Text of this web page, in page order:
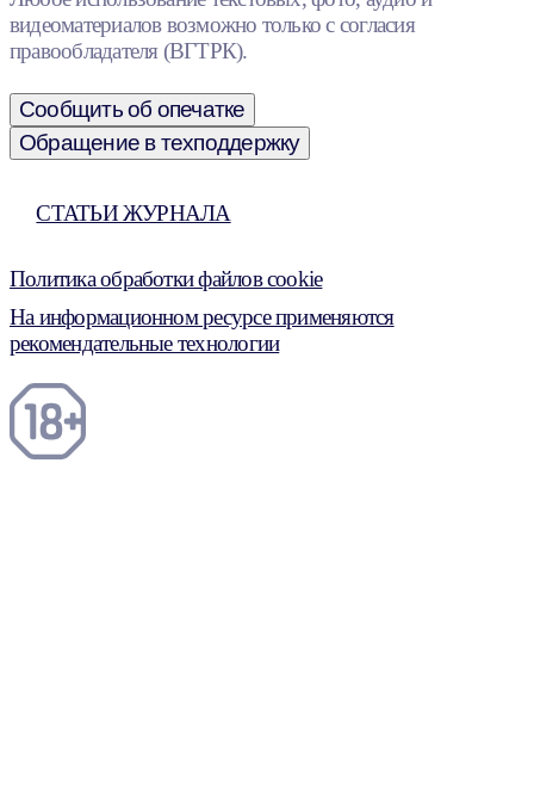
видеоматериалов возможно только с согласия
правообладателя (ВГТРК).
Сообщить об опечатке
Обращение в техподдержку
СТАТЬИ ЖУРНАЛА
Политика обработки файлов cookie
На информационном ресурсе применяются
рекомендательные технологии